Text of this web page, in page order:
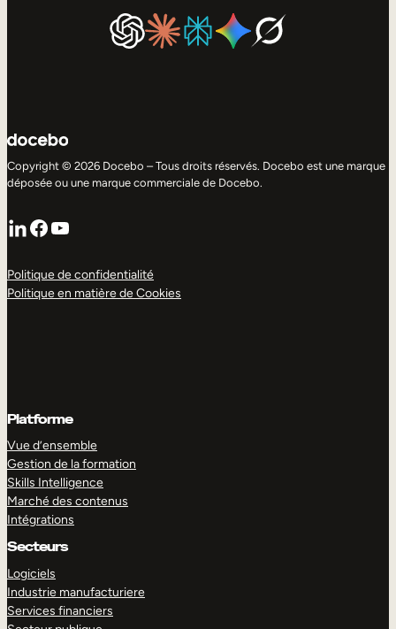
Copyright © 2026 Docebo – Tous droits réservés. Docebo est une marque
déposée ou une marque commerciale de Docebo.
LinkedIn
Facebook
YouTube
Politique de confidentialité
Politique en matière de Cookies
Platforme
Vue d’ensemble
Gestion de la formation
Skills Intelligence
Marché des contenus
Intégrations
Secteurs
Logiciels
Industrie manufacturiere
Services financiers